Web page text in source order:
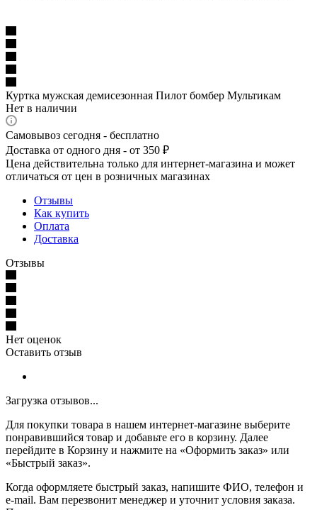
Куртка мужская демисезонная Пилот бомбер Мультикам
Нет в наличии
Самовывоз сегодня - бесплатно
Доставка от одного дня - от 350 ₽
Цена действительна только для интернет-магазина и может
отличаться от цен в розничных магазинах
Отзывы
Как купить
Оплата
Доставка
Отзывы
Нет оценок
Оставить отзыв
Загрузка отзывов...
Для покупки товара в нашем интернет-магазине выберите
понравившийся товар и добавьте его в корзину. Далее
перейдите в Корзину и нажмите на «Оформить заказ» или
«Быстрый заказ».
Когда оформляете быстрый заказ, напишите ФИО, телефон и
e-mail. Вам перезвонит менеджер и уточнит условия заказа.